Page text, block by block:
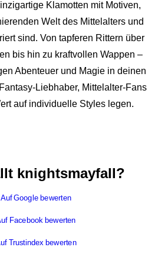
Klamotten mit Motiven,
Welt des Mittelalters und
sind. Von tapferen Rittern über
bis hin zu kraftvollen Wappen –
Abenteuer und Magie in deinen
Liebhaber, Mittelalter-Fans
auf individuelle Styles legen.
knightsmayfall?
Auf Google bewerten
Facebook bewerten
Trustindex bewerten